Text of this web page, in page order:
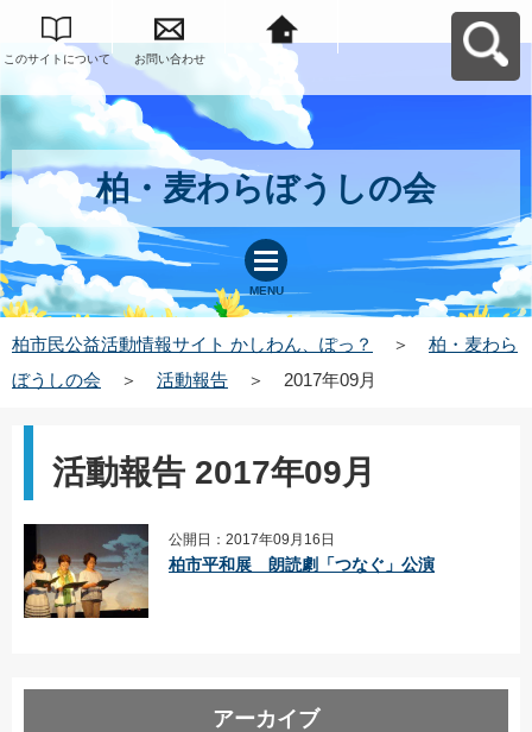
このサイトについて お問い合わせ
柏市民公益活動情報
サイト かしわん、ぽ
っ？へ戻る
柏・麦わらぼうしの会
MENU
柏市民公益活動情報サイト かしわん、ぽっ？ ＞
柏・麦わら
ぼうしの会
＞ 活動報告 ＞ 2017年09月
活動報告 2017年09月
公開日：2017年09月16日
柏市平和展 朗読劇「つなぐ」公演
アーカイブ